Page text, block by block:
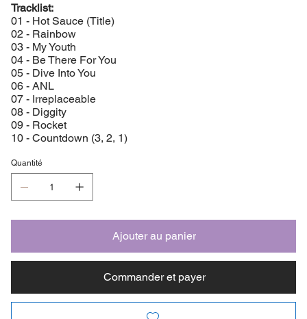
Tracklist:
01 - Hot Sauce (Title)
02 - Rainbow
03 - My Youth
04 - Be There For You
05 - Dive Into You
06 - ANL
07 - Irreplaceable
08 - Diggity
09 - Rocket
10 - Countdown (3, 2, 1)
Quantité
Ajouter au panier
Commander et payer